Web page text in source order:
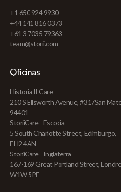
+1 650 924 9930
+44 141 816 0373
+61 3 7035 79363
team@storii.com
Oficinas
Historia II Care
210 S Ellsworth Avenue, #317San
94401
StoriiCare - Escocia
5 South Charlotte Street, Edimburgo,
EH2 4AN
StoriiCare - Inglaterra
167-169 Great Portland Street,
W1W 5PF